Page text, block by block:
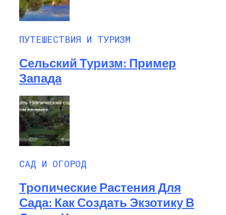
ПУТЕШЕСТВИЯ И ТУРИЗМ
Сельский Туризм: Пример
Запада
САД И ОГОРОД
Тропические Растения Для
Сада: Как Создать Экзотику В